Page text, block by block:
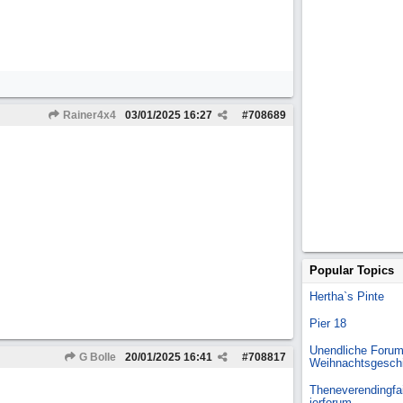
Rainer4x4 #708689
03/01/2025 16:27
G Bolle #708817
20/01/2025 16:41
Popular Topics
Hertha`s Pinte
Pier 18
Unendliche